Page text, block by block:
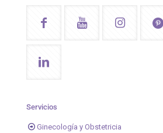
Servicios
Ginecología y Obstetricia